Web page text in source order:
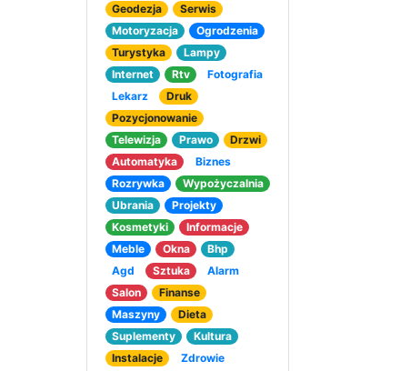
Geodezja
Serwis
Motoryzacja
Ogrodzenia
Turystyka
Lampy
Internet
Rtv
Fotografia
Lekarz
Druk
Pozycjonowanie
Telewizja
Prawo
Drzwi
Automatyka
Biznes
Rozrywka
Wypożyczalnia
Ubrania
Projekty
Kosmetyki
Informacje
Meble
Okna
Bhp
Agd
Sztuka
Alarm
Salon
Finanse
Maszyny
Dieta
Suplementy
Kultura
Instalacje
Zdrowie